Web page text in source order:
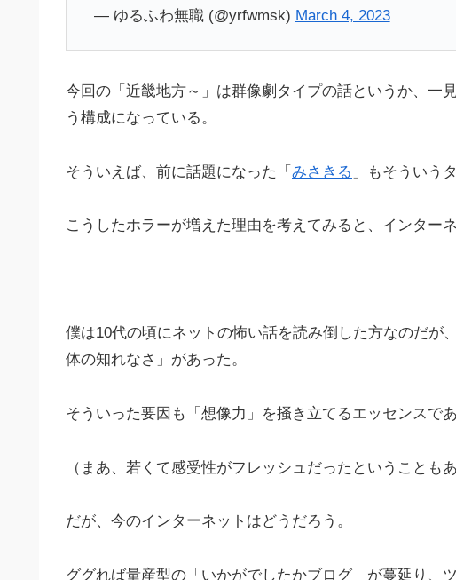
— ゆるふわ無職 (@yrfwmsk) March 4, 2023
今回の「近畿地方～」は群像劇タイプの話というか、一
う構成になっている。
そういえば、前に話題になった「 みさきる 」もそういう
こうしたホラーが増えた理由を考えてみると、インター
僕は10代の頃にネットの怖い話を読み倒した方なのだ
体の知れなさ」があった。
そういった要因も「想像力」を掻き立てるエッセンスで
（まあ、若くて感受性がフレッシュだったということも
だが、今のインターネットはどうだろう。
ググれば量産型の「いかがでしたかブログ」が蔓延り、